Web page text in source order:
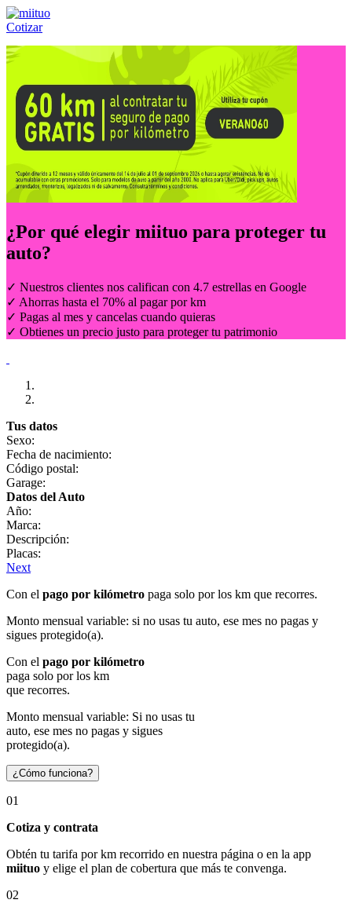
Cotizar
Llámanos al:(55) 84-21-05-00 ó
¿Por qué elegir miituo para proteger tu
auto?
✓ Nuestros clientes nos califican con 4.7 estrellas en Google
✓ Ahorras hasta el 70% al pagar por km
✓ Pagas al mes y cancelas cuando quieras
✓ Obtienes un precio justo para proteger tu patrimonio
Tus datos
Sexo:
Fecha de nacimiento:
Código postal:
Garage:
Datos del Auto
Año:
Marca:
Descripción:
Placas:
Next
Con el pago por kilómetro paga solo por los km que recorres.
Monto mensual variable: si no usas tu auto, ese mes no pagas y
sigues protegido(a).
Con el pago por kilómetro
paga solo por los km
que recorres.
Monto mensual variable: Si no usas tu
auto, ese mes no pagas y sigues
protegido(a).
¿Cómo funciona?
01
Cotiza y contrata
Obtén tu tarifa por km recorrido en nuestra página o en la app
miituo y elige el plan de cobertura que más te convenga.
02